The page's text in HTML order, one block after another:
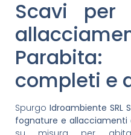
Scavi per
completi e
Spurgo Idroambiente SRL
fognature e allacciamenti